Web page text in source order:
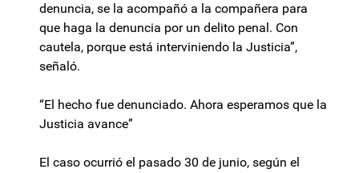
denuncia, se la acompañó a la compañera para
que haga la denuncia por un delito penal. Con
cautela, porque está interviniendo la Justicia”,
señaló.
“El hecho fue denunciado. Ahora esperamos que la
Justicia avance”
El caso ocurrió el pasado 30 de junio, según el